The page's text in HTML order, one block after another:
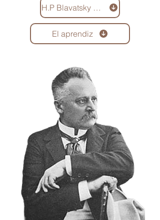
H.P Blavatsky y su misión
El aprendiz